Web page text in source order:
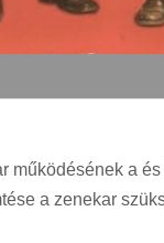
működésének a
a zenekar